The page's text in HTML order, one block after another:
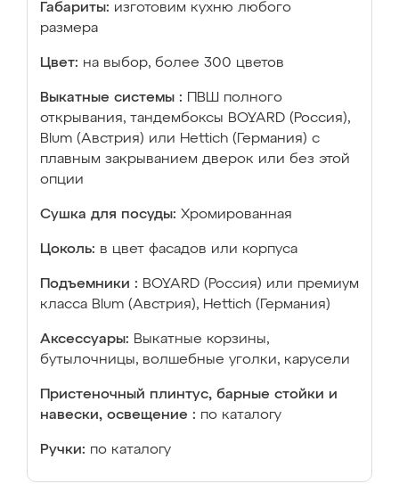
Габариты: изготовим кухню любого
размера
Цвет: на выбор, более 300 цветов
Выкатные системы :
ПВШ полного
открывания, тандембоксы BOYARD (Россия),
Blum (Австрия) или Hettich (Германия) с
плавным закрыванием дверок или без этой
опции
Сушка для посуды: Хромированная
Цоколь: в цвет фасадов или корпуса
Подъемники : BOYARD (Россия) или премиум
класса Blum (Австрия), Hettich (Германия)
Аксессуары: Выкатные корзины,
бутылочницы, волшебные уголки, карусели
Пристеночный плинтус, барные стойки и
навески, освещение : по каталогу
Ручки: по каталогу